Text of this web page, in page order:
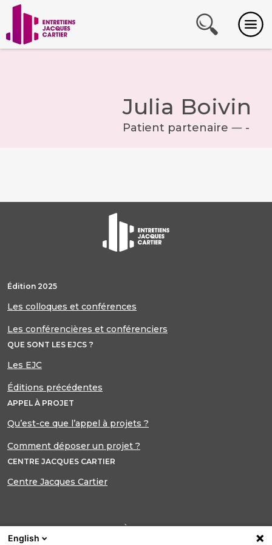
Julia Boivin
Patient partenaire ― -
Édition 2025
Les colloques et conférences
Les conférencières et conférenciers
QUE SONT LES EJCS ?
Les EJC
Éditions précédentes
APPEL À PROJET
Qu’est-ce que l’appel à projets ?
Comment déposer un projet ?
CENTRE JACQUES CARTIER
Centre Jacques Cartier
INSCRIPTION À NOTRE LETTRE
English